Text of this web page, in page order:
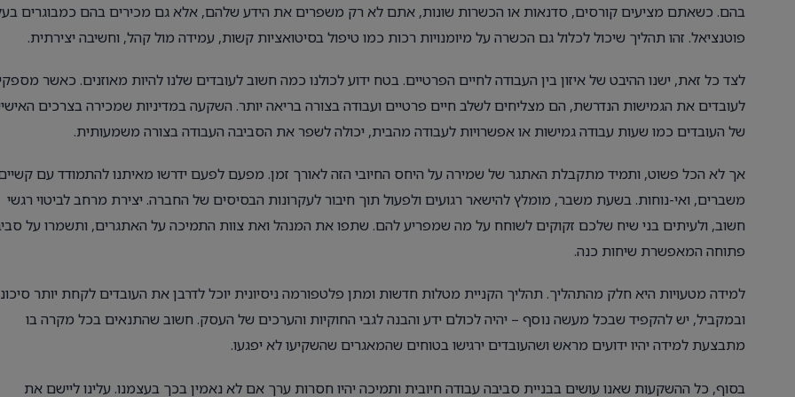
בהם. כשאתם מציעים קורסים, סדנאות או הכשרות שונות, אתם לא רק משפרים את הידע שלהם, אלא גם מכירים בהם כמבוגרים
פוטנציאל. זהו תהליך שיכול לכלול גם הכשרה על מיומנויות רכות כמו טיפול בסיטואציות קשות, עמידה מול קהל, וחשיבה יצירתית.
לצד כל זאת, ישנו ההיבט של איזון בין העבודה לחיים הפרטיים. בטח ידוע לכולנו כמה חשוב לעובדים שלנו להיות מאוזנים. כאשר
לעובדים את הגמישות הנדרשת, הם מצליחים לשלב חיים פרטיים ועבודה בצורה בריאה יותר. השקעה במדיניות שמכירה בצרכים
של העובדים כמו שעות עבודה גמישות או אפשרויות לעבודה מהבית, יכולה לשפר את הסביבה העבודה בצורה משמעותית.
אך לא הכל פשוט, ותמיד מתקבלת האתגר של שמירה על היחס החיובי הזה לאורך זמן. מפעם לפעם ידרשו מאיתנו להתמודד עם
משברים, ואי-נוחות. בשעת משבר, מומלץ להישאר רגועים ולפעול תוך חיבור לעקרונות הבסיסים של החברה. יצירת מרחב לביטוי רגשי
חשוב, ולעיתים בני שיח שלכם זקוקים לשוחח על מה שמפריע להם. שתפו את המנהל ואת צוות התמיכה על האתגרים, ותשמרו על
פתוחה המאפשרת שיחות כנה.
למידה מטעויות היא חלק מהתהליך. תהליך הקניית מטלות חדשות ומתן פלטפורמה ניסיונית יוכל לדרבן את העובדים לקחת יותר
ובמקביל, יש להקפיד שבכל מעשה נוסף – יהיה לכולם ידע והבנה לגבי החוקיות והערכים של העסק. חשוב שהתנאים בכל מקרה בו
מתבצעת למידה יהיו ידועים מראש ושהעובדים ירגישו בטוחים שהמאגרים שהשקיעו לא יפגעו.
בסוף, כל ההשקעות שאנו עושים בבניית סביבה עבודה חיובית ותמיכה יהיו חסרות ערך אם לא נאמין בכך בעצמנו. עלינו ליישם את